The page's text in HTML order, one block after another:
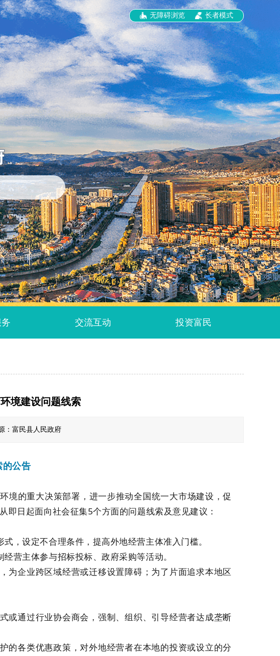
无障碍浏览 长者模式
交流互动 投资富民
境建设问题线索
：富民县人民政府
的公告
境的重大决策部署，进一步推动全国统一大市场建设，促
即日起面向社会征集5个方面的问题线索及意见建议：
，设定不合理条件，提高外地经营主体准入门槛。
营主体参与招标投标、政府采购等活动。
为企业跨区域经营或迁移设置障碍；为了片面追求本地区
或通过行业协会商会，强制、组织、引导经营者达成垄断
的各类优惠政策，对外地经营者在本地的投资或设立的分